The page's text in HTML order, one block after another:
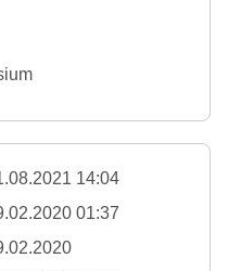
14:04
01:37